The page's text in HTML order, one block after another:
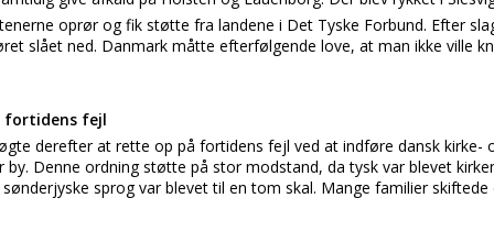
oprør og fik støtte fra landene i Det Tyske Forbund. Efter
slået ned. Danmark måtte efterfølgende love, at man ikke ville
fortidens fejl
derefter at rette op på fortidens fejl ved at indføre dansk kirke-
by. Denne ordning støtte på stor modstand, da tysk var blevet
sprog var blevet til en tom skal. Mange familier